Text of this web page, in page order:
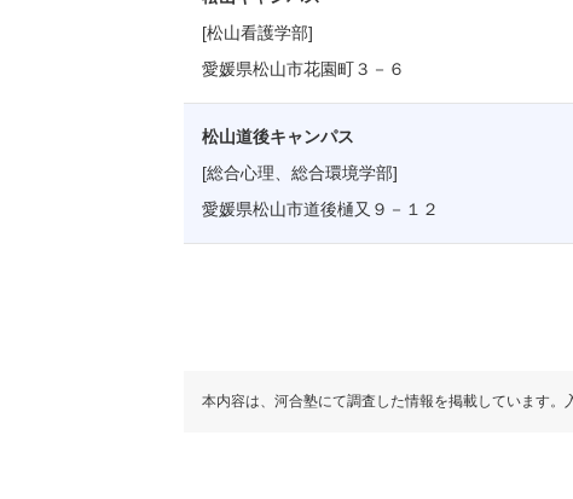
[松山看護学部]
愛媛県松山市花園町３－６
松山道後キャンパス
[総合心理、総合環境学部]
愛媛県松山市道後樋又９－１２
本内容は、河合塾にて調査した情報を掲載しています。